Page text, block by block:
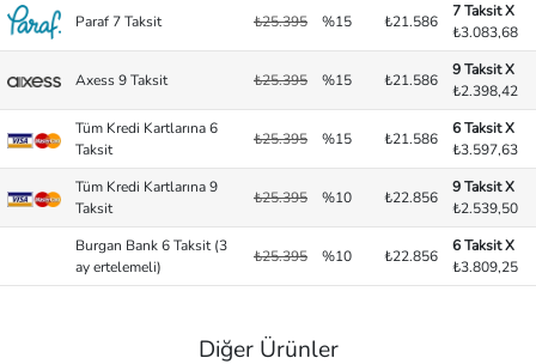
Paraf 7 Taksit ₺25.395 %15 ₺21.586
7 Taksit X
₺3.083,68
Axess 9 Taksit ₺25.395 %15 ₺21.586
9 Taksit X
₺2.398,42
Tüm Kredi Kartlarına 6
Taksit
₺25.395 %15 ₺21.586
6 Taksit X
₺3.597,63
Tüm Kredi Kartlarına 9
Taksit
₺25.395 %10 ₺22.856
9 Taksit X
₺2.539,50
Burgan Bank 6 Taksit (3
ay ertelemeli)
₺25.395 %10 ₺22.856
6 Taksit X
₺3.809,25
Diğer Ürünler